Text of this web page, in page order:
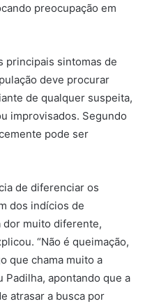
preocupação em
principais sintomas de
deve procurar
de qualquer suspeita,
improvisados. Segundo
pode ser
de diferenciar os
dos indícios de
dor muito diferente,
“Não é queimação,
que chama muito a
Padilha, apontando que a
atrasar a busca por